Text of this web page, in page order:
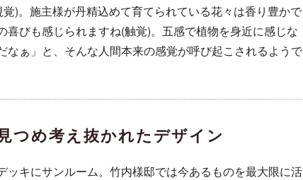
)。施主様が丹精込めて育てられている花々は香り豊かで
喜びも感じられますね(触覚)。五感で植物を身近に感じな
なぁ」と、そんな人間本来の感覚が呼び起こされるようで
つめ考え抜かれたデザイン
ッキにサンルーム。竹内様邸では今あるものを最大限に活